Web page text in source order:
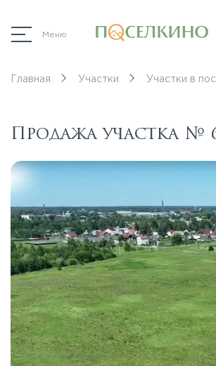
Меню
Главная Участки Участки в
Продажа участка №